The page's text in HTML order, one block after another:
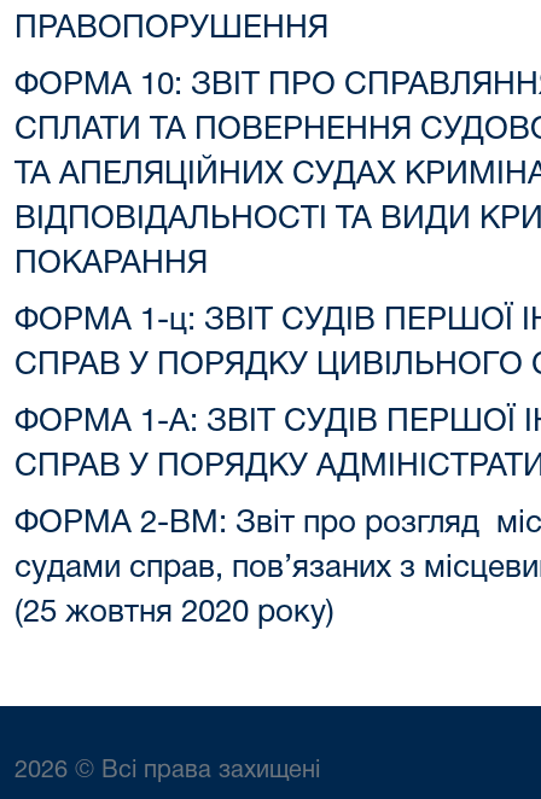
ПРАВОПОРУШЕННЯ
ФОРМА 10: ЗВІТ ПРО
СПЛАТИ ТА ПОВЕРНЕННЯ
ТА АПЕЛЯЦІЙНИХ СУДАХ
ВІДПОВІДАЛЬНОСТІ ТА ВИДИ
ПОКАРАННЯ
ФОРМА 1-ц: ЗВІТ СУДІВ ПЕРШОЇ
СПРАВ У ПОРЯДКУ ЦИВІЛЬНОГО
ФОРМА 1-А: ЗВІТ СУДІВ ПЕРШОЇ
СПРАВ У ПОРЯДКУ
ФОРМА 2-ВМ: Звіт про розгляд
судами справ, пов’язаних з
(25 жовтня 2020 року)
2026 © Всі права захищені